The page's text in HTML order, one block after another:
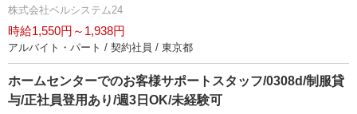
株式会社ベルシステム24
時給1,550円～1,938円
アルバイト・パート / 契約社員 / 東京都
ホームセンターでのお客様サポートスタッフ/0308d/制服貸
与/正社員登用あり/週3日OK/未経験可